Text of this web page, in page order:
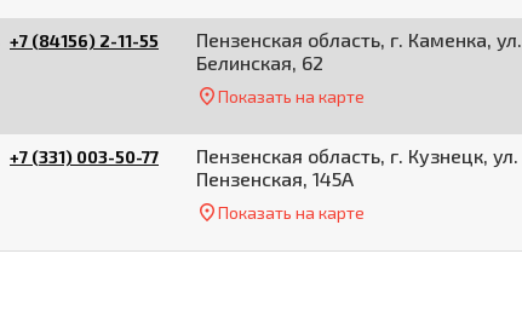
+7 (84156) 2-11-55
Пензенская область, г. Каменка, ул.
Белинская, 62
Показать на карте
+7 (331) 003-50-77
Пензенская область, г. Кузнецк, ул.
Пензенская, 145А
Показать на карте